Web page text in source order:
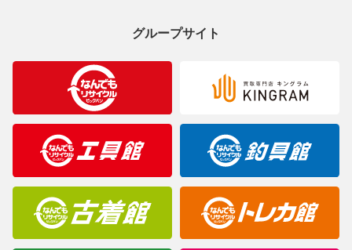
ご理解くださいますようお願い申し上げます。
合がございますのでご了承ください。
※表記したカラー名は、当社が判断した名称を掲載しています。
製造元が定めたカラー名と異なることもあります。色調などご不
明なことがありましたらご購入前にお問い合わせください。
商品について
グループサイト